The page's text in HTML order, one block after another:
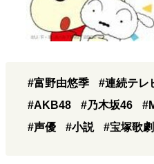
#富野由悠季 #連続テレ
#AKB48
#乃木坂46
#声優
#小説 #宝塚歌